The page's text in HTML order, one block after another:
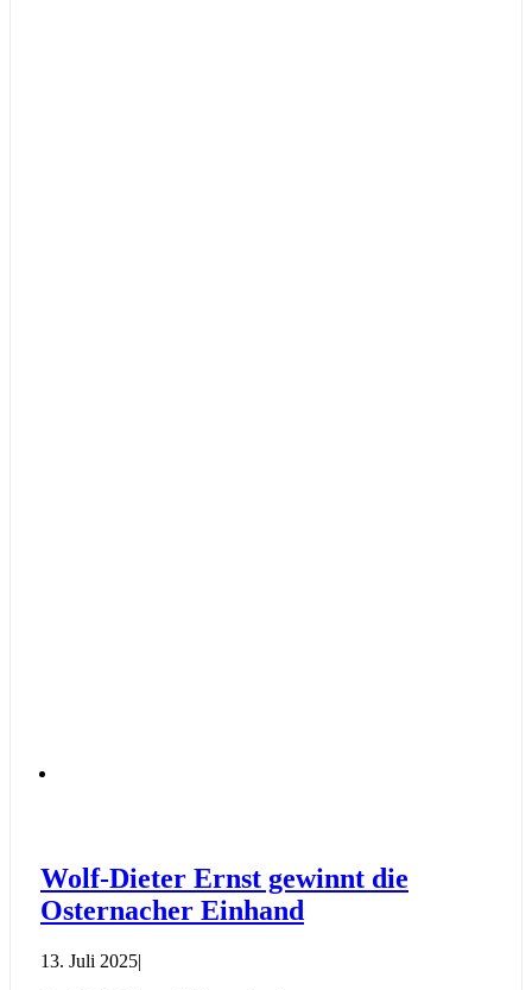
Wolf-Dieter Ernst gewinnt die
Osternacher Einhand
13. Juli 2025|